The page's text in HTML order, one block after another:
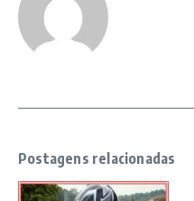
Postagens relacionadas